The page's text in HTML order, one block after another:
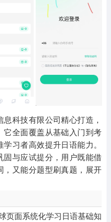
MOD游戏
科技有限公司精心打造，
全面覆盖从基础入门到考
习者高效提升日语能力。
与应试提分，用户既能借
又能分题型刷真题，展开
页面系统化学习日语基础知